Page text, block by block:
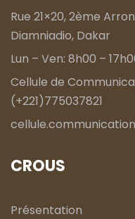
Rue 21×20, 2ème
Diamniadio, Dakar
Lun – Ven: 8h00 –
Cellule de
(+221)775037821
CROUS
Présentation